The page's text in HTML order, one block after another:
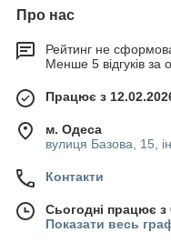
Про нас
Рейтинг не
Менше 5 відгуків за
Працює з
м. Одеса
вулиця Базова, 15,
Контакти
Сьогодні працює з
Показати весь